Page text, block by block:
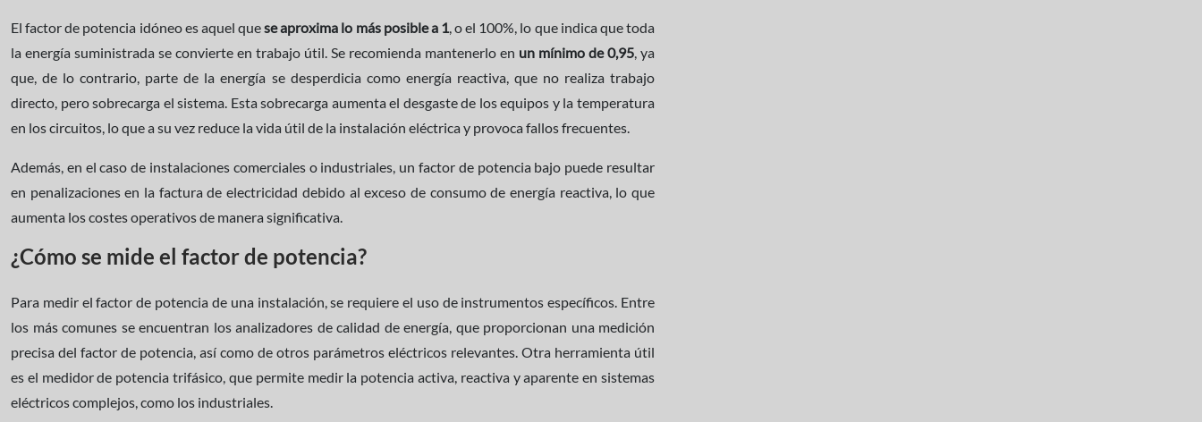
El factor de potencia idóneo es aquel quese aproxima lo más posible a 1, o el 100%, lo que indica que toda
la energía suministrada se convierte en trabajo útil. Se recomienda mantenerlo en un mínimo de 0,95, ya
que, de lo contrario, parte de la energía se desperdicia como energía reactiva, que no realiza trabajo
directo, pero sobrecarga el sistema. Esta sobrecarga aumenta el desgaste de los equipos y la temperatura
en los circuitos, lo que a su vez reduce la vida útil de la instalación eléctrica y provoca fallos frecuentes.
Además, en el caso de instalaciones comerciales o industriales, un factor de potencia bajo puede resultar
en penalizaciones en la factura de electricidad debido al exceso de consumo de energía reactiva, lo que
aumenta los costes operativos de manera significativa.
¿Cómo se mide el factor de potencia?
Para medir el factor de potencia de una instalación, se requiere el uso de instrumentos específicos. Entre
los más comunes se encuentran los analizadores de calidad de energía, que proporcionan una medición
precisa del factor de potencia, así como de otros parámetros eléctricos relevantes. Otra herramienta útil
es el medidor de potencia trifásico, que permite medir la potencia activa, reactiva y aparente en sistemas
eléctricos complejos, como los industriales.